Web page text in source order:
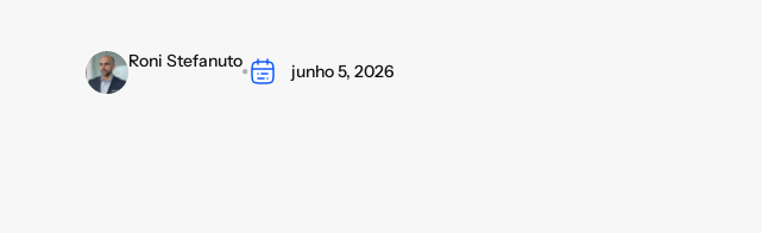
Roni Stefanuto junho 5, 2026